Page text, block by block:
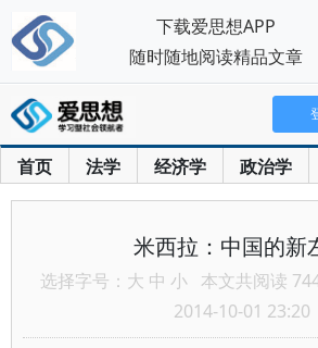
首页 法学 经济学 政治学
米西拉：中国的新
选择字号： 大 中 小 本文共阅读
2014-10-01 23:20
下载爱思想APP
随时随地阅读精品文章